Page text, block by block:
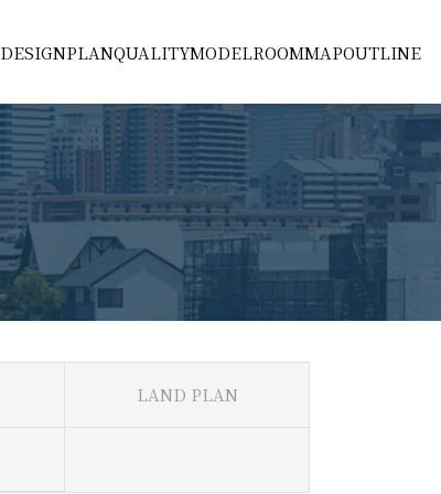
DESIGNPLANQUALITYMODELROOMMAPOUTLINE
LAND PLAN